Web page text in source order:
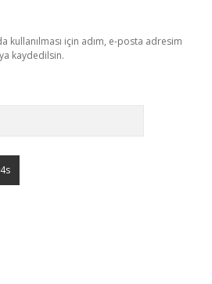
kullanılması için adım, e-posta adresim
kaydedilsin.